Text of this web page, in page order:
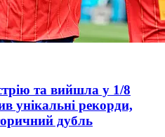
та вийшла у 1/8
унікальні рекорди,
дубль